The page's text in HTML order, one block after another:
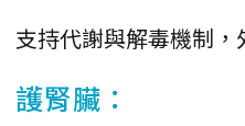
支持代謝與解毒機制，
護腎臟：